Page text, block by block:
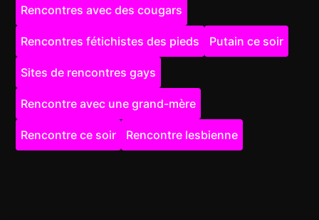
Rencontres avec des cougars
Rencontres fétichistes des pieds Putain ce soir
Sites de rencontres gays
Rencontre avec une grand-mère
Rencontre ce soir Rencontre lesbienne